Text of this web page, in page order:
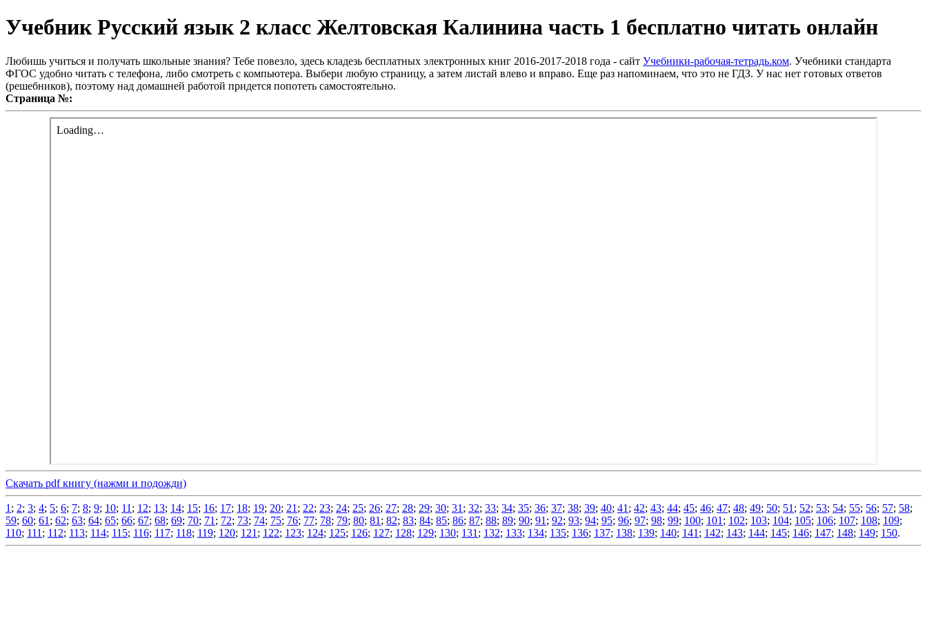
Учебник Русский язык 2 класс Желтовская Калинина часть 1 бесплатно читать онлайн
Любишь учиться и получать школьные знания? Тебе повезло, здесь кладезь бесплатных электронных книг 2016-2017-2018 года - сайт Учебники-рабочая-тетрадь.ком. Учебники стандарта
ФГОС удобно читать с телефона, либо смотреть с компьютера. Выбери любую страницу, а затем листай влево и вправо. Еще раз напоминаем, что это не ГДЗ. У нас нет готовых ответов
(решебников), поэтому над домашней работой придется попотеть самостоятельно.
Страница №:
Скачать pdf книгу (нажми и подожди)
1 ; 2; 3; 4; 5; 6; 7; 8; 9; 10; 11 ; 12; 13; 14; 15; 16; 17; 18; 19; 20; 21 ; 22; 23; 24; 25; 26; 27; 28; 29; 30; 31 ; 32; 33; 34; 35; 36; 37; 38; 39; 40; 41 ; 42; 43; 44; 45; 46; 47; 48; 49; 50; 51 ; 52; 53; 54; 55; 56; 57; 58;
59; 60; 61 ; 62; 63; 64; 65; 66; 67; 68; 69; 70; 71 ; 72; 73; 74; 75; 76; 77; 78; 79; 80; 81 ; 82; 83; 84; 85; 86; 87; 88; 89; 90; 91 ; 92; 93; 94; 95; 96; 97; 98; 99; 100; 101 ; 102; 103; 104; 105; 106; 107; 108; 109;
110; 111 ; 112; 113; 114; 115; 116; 117; 118; 119; 120; 121 ; 122; 123; 124; 125; 126; 127; 128; 129; 130; 131 ; 132; 133; 134; 135; 136; 137; 138; 139; 140; 141 ; 142; 143; 144; 145; 146; 147; 148; 149; 150.